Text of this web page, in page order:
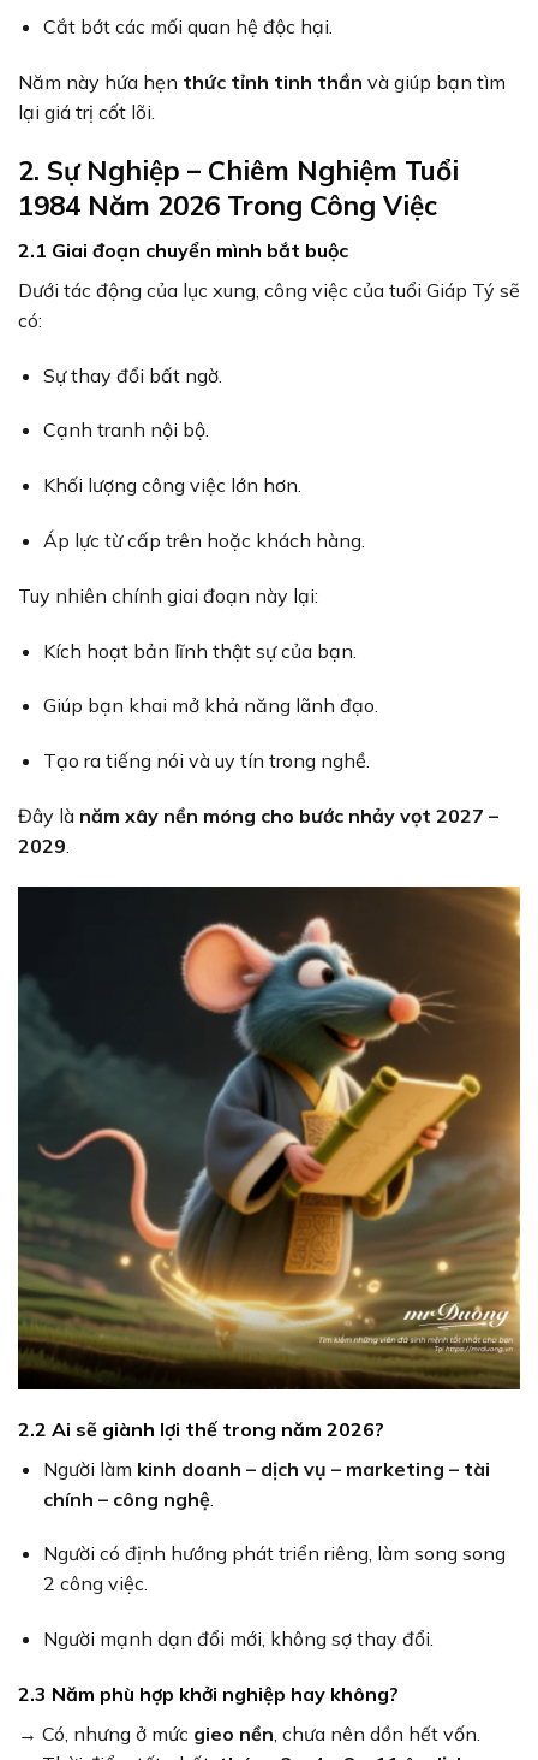
Cắt bớt các mối quan hệ độc hại.
Năm này hứa hẹn thức tỉnh tinh thần và giúp bạn tìm
lại giá trị cốt lõi.
2. Sự Nghiệp – Chiêm Nghiệm Tuổi
1984 Năm 2026 Trong Công Việc
2.1 Giai đoạn chuyển mình bắt buộc
Dưới tác động của lục xung, công việc của tuổi Giáp Tý sẽ
có:
Sự thay đổi bất ngờ.
Cạnh tranh nội bộ.
Khối lượng công việc lớn hơn.
Áp lực từ cấp trên hoặc khách hàng.
Tuy nhiên chính giai đoạn này lại:
Kích hoạt bản lĩnh thật sự của bạn.
Giúp bạn khai mở khả năng lãnh đạo.
Tạo ra tiếng nói và uy tín trong nghề.
Đây là năm xây nền móng cho bước nhảy vọt 2027 –
2029
2.2 Ai sẽ giành lợi thế trong năm 2026?
Người làm kinh doanh – dịch vụ – marketing – tài
chính – công nghệ.
Người có định hướng phát triển riêng, làm song song
2 công việc.
Người mạnh dạn đổi mới, không sợ thay đổi.
2.3 Năm phù hợp khởi nghiệp hay không?
→ Có, nhưng ở mức gieo nền , chưa nên dồn hết vốn.